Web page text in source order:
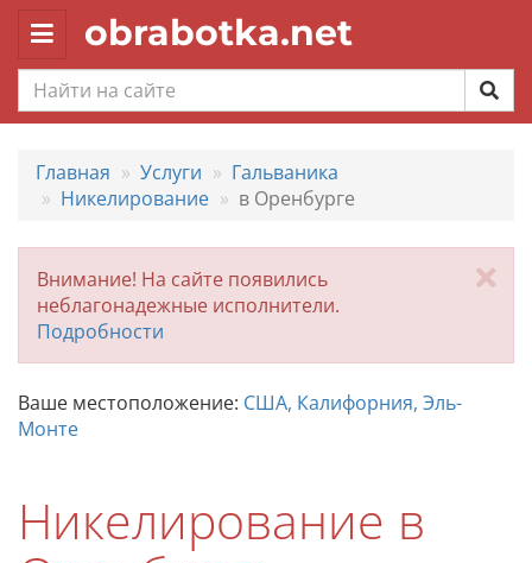
Toggle
navigation
obrabotka.net
Главная Услуги
Гальваника
Никелирование
в Оренбурге
Внимание! На сайте появились
неблагонадежные исполнители.
Подробности
Ваше местоположение: США, Калифорния, Эль-
Монте
Никелирование в